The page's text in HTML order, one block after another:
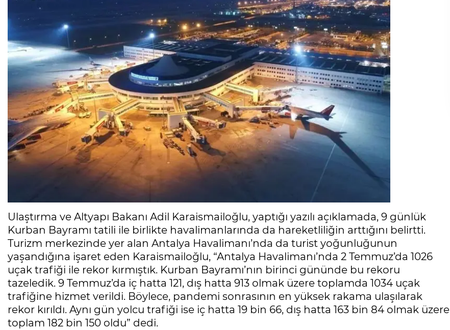
Ulaştırma ve Altyapı Bakanı Adil Karaismailoğlu, yaptığı yazılı açıklamada, 9 günlük
Kurban Bayramı tatili ile birlikte havalimanlarında da hareketliliğin arttığını belirtti.
Turizm merkezinde yer alan Antalya Havalimanı’nda da turist yoğunluğunun
yaşandığına işaret eden Karaismailoğlu, “Antalya Havalimanı’nda 2 Temmuz’da 1026
uçak trafiği ile rekor kırmıştık. Kurban Bayramı’nın birinci gününde bu rekoru
tazeledik. 9 Temmuz’da iç hatta 121, dış hatta 913 olmak üzere toplamda 1034 uçak
trafiğine hizmet verildi. Böylece, pandemi sonrasının en yüksek rakama ulaşılarak
rekor kırıldı. Aynı gün yolcu trafiği ise iç hatta 19 bin 66, dış hatta 163 bin 84 olmak üzere
toplam 182 bin 150 oldu” dedi.